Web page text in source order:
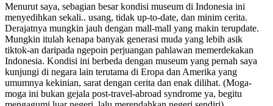
Menurut saya, sebagian besar kondisi museum di Indonesia ini
menyedihkan sekali.. usang, tidak up-to-date, dan minim cerita.
Derajatnya mungkin jauh dengan mall-mall yang makin terupdate.
Mungkin itulah kenapa banyak generasi muda yang lebih asik
tiktok-an daripada ngepoin perjuangan pahlawan memerdekakan
Indonesia. Kondisi ini berbeda dengan museum yang pernah saya
kunjungi di negara lain terutama di Eropa dan Amerika yang
umumnya kekinian, sarat dengan cerita dan enak dilihat. (Moga-
moga ini bukan gejala post-travel-abroad syndrome ya, begitu